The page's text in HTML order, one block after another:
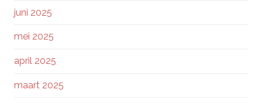
juni 2025
mei 2025
april 2025
maart 2025